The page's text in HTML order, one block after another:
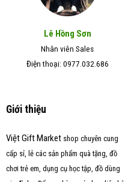
Lê Hồng Sơn
Nhân viên Sales
Điện thoại: 0977.032.686
Giới thiệu
Việt Gift Marketshop chuyên cung
cấp sỉ, lẻ các sản phẩm quà tặng, đồ
chơi trẻ em, dụng cụ học tập, đồ dùng